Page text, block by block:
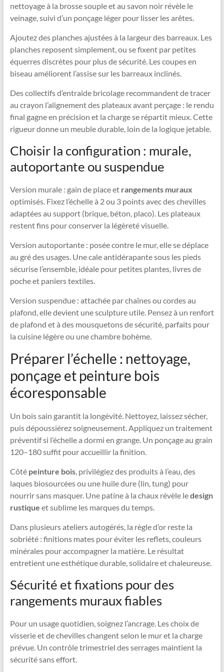
nettoyage à la brosse souple et au savon noir révèle le
veinage, suivi d’un ponçage léger pour lisser les arêtes.
Ajoutez des planches ajustées à la largeur des barreaux. Les
planches reposent simplement, ou se fixent par petites
équerres discrètes pour plus de sécurité. Les coupes en
biseau améliorent l’assise sur les barreaux inclinés.
Des collectifs d’entraide bricolage recommandent de tracer
au crayon l’alignement des plateaux avant perçage : le rendu
final gagne en précision et la charge se répartit mieux. Cette
rigueur donne un meuble durable, loin de la logique jetable.
Choisir la configuration : murale,
autoportante ou suspendue
Version murale : gain de place et rangements muraux
optimisés. Fixez l’échelle à 2 ou 3 points avec des chevilles
adaptées au support (brique, béton, placo). Les plateaux
restent fins pour conserver la légèreté visuelle.
Version autoportante : posée contre le mur, elle se déplace
au gré des usages. Une cale antidérapante sous les pieds
sécurise l’ensemble, idéale pour petites plantes, livres de
poche et paniers textiles.
Version suspendue : attachée par chaînes ou cordes au
plafond, elle devient une sculpture utile. Pensez à un renfort
de plafond et à des mousquetons de sécurité, parfaits pour
la cuisine légère ou une chambre bohème.
Préparer l’échelle : nettoyage,
ponçage et peinture bois
écoresponsable
Un bois sain garantit la longévité. Nettoyez, laissez sécher,
puis dépoussiérez soigneusement. Appliquez un traitement
préventif si l’échelle a dormi en grange. Un ponçage au grain
120–180 suffit pour accueillir la finition.
Côté peinture bois, privilégiez des produits à l’eau, des
laques biosourcées ou une huile dure (lin, tung) pour
nourrir sans masquer. Une patine à la chaux révèle ledesign
rustique et sublime les marques du temps.
Dans plusieurs ateliers autogérés, la règle d’or reste la
sobriété : finitions mates pour éviter les reflets, couleurs
minérales pour accompagner la matière. Le résultat
entretient une esthétique durable, solidaire et chaleureuse.
Sécurité et fixations pour des
rangements muraux fiables
Pour un usage quotidien, soignez l’ancrage. Les choix de
visserie et de chevilles changent selon le mur et la charge
prévue. Un contrôle trimestriel des serrages maintient la
sécurité sans effort.